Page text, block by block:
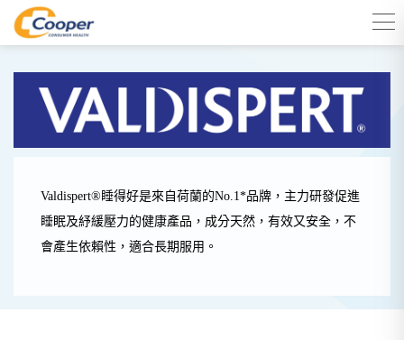
Valdispert®睡得好是來自荷蘭的No.1*品牌，主力研發促進
睡眠及紓緩壓力的健康產品，成分天然，有效又安全，不
會產生依賴性，適合長期服用。